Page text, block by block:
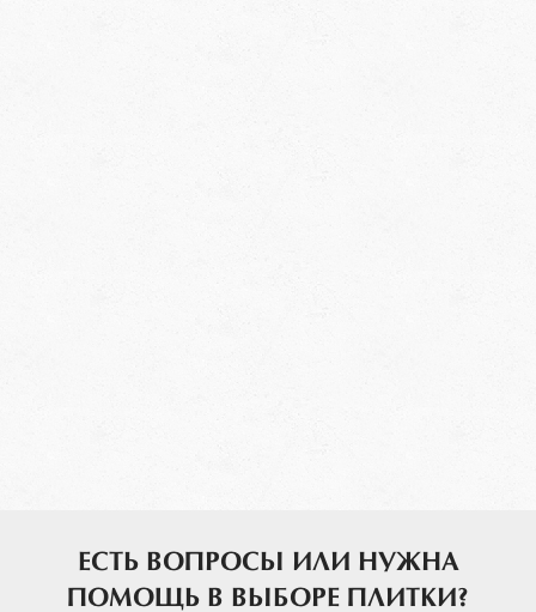
ЕСТЬ ВОПРОСЫ ИЛИ НУЖНА
ПОМОЩЬ В ВЫБОРЕ ПЛИТКИ?